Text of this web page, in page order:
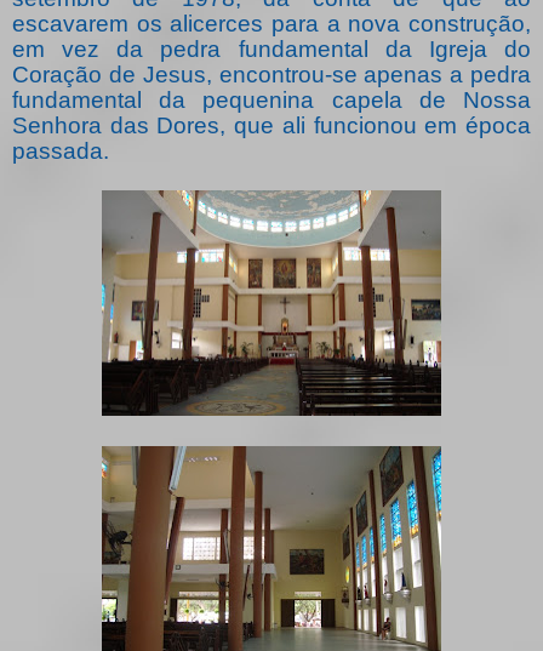
escavarem os alicerces para a nova construção,
em vez da pedra fundamental da Igreja do
Coração de Jesus, encontrou-se apenas a pedra
fundamental da pequenina capela de Nossa
Senhora das Dores, que ali funcionou em época
passada.